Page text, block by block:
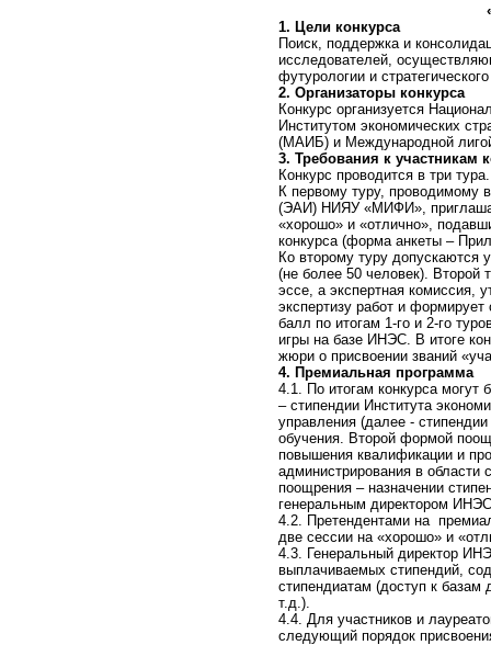
1. Цели конкурса
Поиск, поддержка и
исследователей,
футурологии и
2. Организаторы конкурса
Конкурс организуется
Институтом экономических
(МАИБ) и Международной
3. Требования к участникам
Конкурс проводится в три тура.
К первому туру, проводимому
(ЭАИ) НИЯУ «МИФИ»,
«хорошо» и «отлично»,
конкурса (форма анкеты –
Ко второму туру допускаются
(не более 50 человек). Второй
эссе, а экспертная комиссия,
экспертизу работ и
балл по итогам 1-го и 2-го
игры на базе ИНЭС. В итоге
жюри о присвоении званий
4. Премиальная программа
4.1. По итогам конкурса
– стипендии Института
управления (далее -
обучения. Второй формой
повышения квалификации и
администрирования в области
поощрения – назначении
генеральным директором
4.2. Претендентами на
две сессии на «хорошо» и
4.3. Генеральный директор
выплачиваемых стипендий,
стипендиатам (доступ к
т.д.).
4.4. Для участников и
следующий порядок